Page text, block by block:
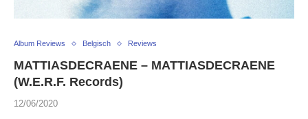
Album Reviews Belgisch Reviews
MATTIASDECRAENE – MATTIASDECRAENE
(W.E.R.F. Records)
12/06/2020